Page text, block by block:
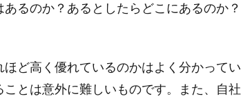
るのか？あるとしたらどこにあるのか？
ど高く優れているのかはよく分かってい
とは意外に難しいものです。また、自社